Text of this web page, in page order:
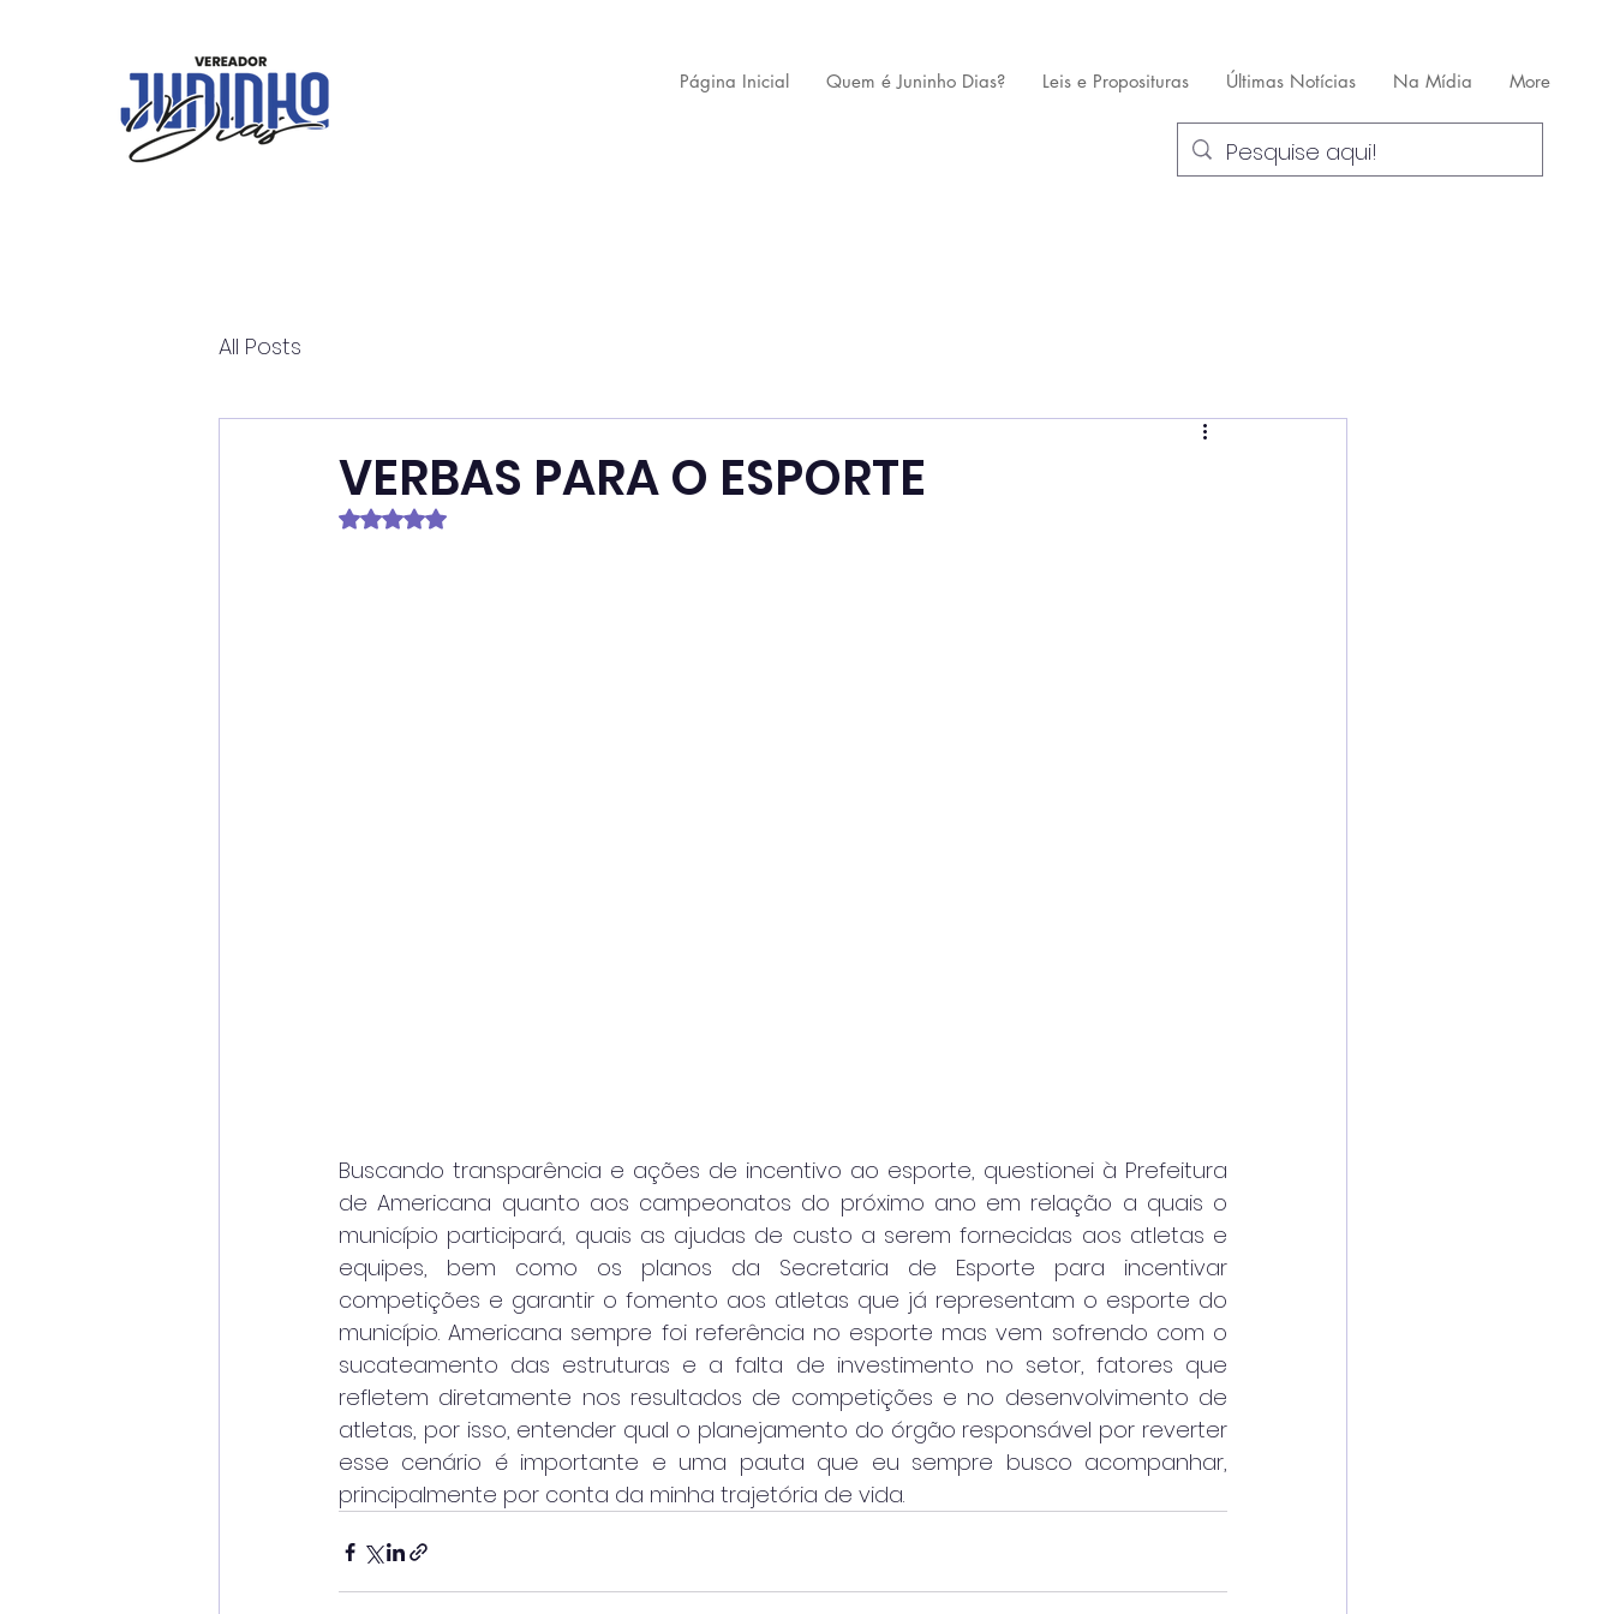
Página Inicial Quem é Juninho Dias? Leis e Proposituras Últimas Notícias Na Mídia More
All Posts
VERBAS PARA O ESPORTE
Avaliado com NaN de 5 estrelas.
Buscando transparência e ações de incentivo ao esporte, questionei à Prefeitura
de Americana quanto aos campeonatos do próximo ano em relação a quais o
município participará, quais as ajudas de custo a serem fornecidas aos atletas e
equipes, bem como os planos da Secretaria de Esporte para incentivar
competições e garantir o fomento aos atletas que já representam o esporte do
município. Americana sempre foi referência no esporte mas vem sofrendo com o
sucateamento das estruturas e a falta de investimento no setor, fatores que
refletem diretamente nos resultados de competições e no desenvolvimento de
atletas, por isso, entender qual o planejamento do órgão responsável por reverter
esse cenário é importante e uma pauta que eu sempre busco acompanhar,
principalmente por conta da minha trajetória de vida.